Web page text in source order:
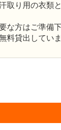
取り用の衣類
な方はご準備下
料貸出してい